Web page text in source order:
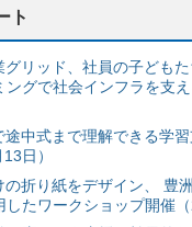
ト
グリッド、社員の子ども
ングで社会インフラを支
途中式まで理解できる学
日）
の折り紙をデザイン、 豊
したワークショップ開催（